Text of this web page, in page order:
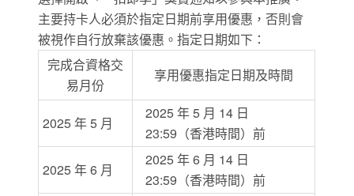
主要持卡人必須於指定日期前享用優惠，否則會
被視作自行放棄該優惠。指定日期如下：
完成合資格交
易月份
享用優惠指定日期及時間
2025 年 5 月
2025 年 5 月 14 日
23:59（香港時間）前
2025 年 6 月
2025 年 6 月 14 日
23:59（香港時間）前